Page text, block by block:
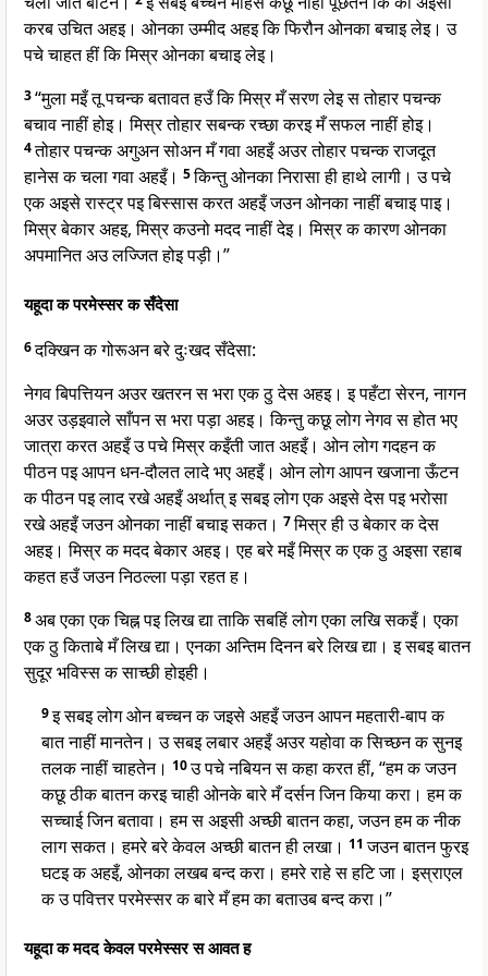
करब उचित अहइ। ओनका उम्मीद अहइ कि फिरौन ओनका बचाइ लेइ। उ
पचे चाहत हीं कि मिस्र ओनका बचाइ लेइ।
3“मुला मइँ तू पचन्क बतावत हउँ कि मिस्र मँ सरण लेइ स तोहार पचन्क
बचाव नाहीं होइ। मिस्र तोहार सबन्क रच्छा करइ मँ सफल नाहीं होइ।
4तोहार पचन्क अगुअन सोअन मँ गवा अहइँ अउर तोहार पचन्क राजदूत
हानेस क चला गवा अहइँ। 5किन्तु ओनका निरासा ही हाथे लागी। उ पचे
एक अइसे रास्ट्र पइ बिस्सास करत अहइँ जउन ओनका नाहीं बचाइ पाइ।
मिस्र बेकार अहइ, मिस्र कउनो मदद नाहीं देइ। मिस्र क कारण ओनका
अपमानित अउ लज्जित होइ पड़ी।”
यहूदा क परमेस्सर क सँदेसा
6दक्खिन क गोरूअन बरे दुःखद सँदेसा:
नेगव बिपत्तियन अउर खतरन स भरा एक ठु देस अहइ। इ पहँटा सेरन, नागन
अउर उड़इवाले साँपन स भरा पड़ा अहइ। किन्तु कछू लोग नेगव स होत भए
जात्रा करत अहइँ उ पचे मिस्र कइँती जात अहइँ। ओन लोग गदहन क
पीठन पइ आपन धन-दौलत लादे भए अहइँ। ओन लोग आपन खजाना ऊँटन
क पीठन पइ लाद रखे अहइँ अर्थात् इ सबइ लोग एक अइसे देस पइ भरोसा
रखे अहइँ जउन ओनका नाहीं बचाइ सकत। 7मिस्र ही उ बेकार क देस
अहइ। मिस्र क मदद बेकार अहइ। एह बरे मइँ मिस्र क एक ठु अइसा रहाब
कहत हउँ जउन निठल्ला पड़ा रहत ह।
8अब एका एक चिह्न पइ लिख द्या ताकि सबहिं लोग एका लखि सकइँ। एका
एक ठु किताबे मँ लिख द्या। एनका अन्तिम दिनन बरे लिख द्या। इ सबइ बातन
सुदूर भविस्स क साच्छी होइही।
9इ सबइ लोग ओन बच्चन क जइसे अहइँ जउन आपन महतारी-बाप क
बात नाहीं मानतेन। उ सबइ लबार अहइँ अउर यहोवा क सिच्छन क सुनइ
तलक नाहीं चाहतेन। 10उ पचे नबियन स कहा करत हीं, “हम क जउन
कछू ठीक बातन करइ चाही ओनके बारे मँ दर्सन जिन किया करा। हम क
सच्चाई जिन बतावा। हम स अइसी अच्छी बातन कहा, जउन हम क नीक
लाग सकत। हमरे बरे केवल अच्छी बातन ही लखा। 11जउन बातन फुरइ
घटइ क अहइँ, ओनका लखब बन्द करा। हमरे राहे स हटि जा। इस्राएल
क उ पवित्तर परमेस्सर क बारे मँ हम का बताउब बन्द करा।”
यहूदा क मदद केवल परमेस्सर स आवत ह